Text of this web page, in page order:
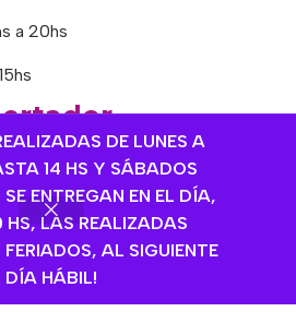
DE LUNES A
14 HS Y SÁBADOS
ENTREGAN EN EL DÍA,
HS, LAS REALIZADAS
AL SIGUIENTE
DÍA HÁBIL!
a 20hs
Vte. López, Provincia de
9hs a 13hs / 16hs a 20hs